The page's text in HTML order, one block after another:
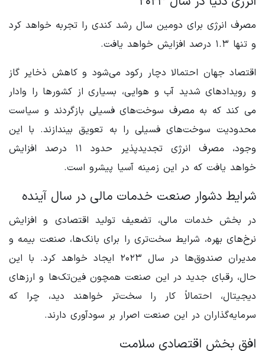
مصرف انرژی برای دومین سال رشد کندی را تجربه خواهد کرد
و تنها ۱.۳ درصد افزایش خواهد یافت.
اقتصاد جهان احتمالا دچار رکود می‌شود و کاهش ذخایر گاز
و رویدادهای شدید آب و هوایی، بسیاری از کشورها را وادار
می کند که به مصرف سوخت‌های فسیلی بازگردند و سیاست
محدودیت سوخت‌های فسیلی را به تعویق بیندازند. با این
وجود، مصرف انرژی تجدیدپذیر حدود ۱۱ درصد افزایش
خواهد یافت که در این زمینه آسیا پیشرو است.
شرایط دشوار صنعت خدمات مالی در سال آینده
در بخش خدمات مالی، تضعیف تولید اقتصادی و افزایش
نرخ‌های بهره، شرایط سخت‌تری را برای بانک‌ها، صنعت بیمه و
مدیران صندوق‌ها در سال ۲۰۲۳ ایجاد خواهد کرد. با این
حال، رقبای جدید در این صنعت همچون فین‌تک‌ها و ارزهای
دیجیتال، احتمالاً کار را سخت‌تر خواهند دید، چرا که
سرمایه‌گذاران در این صنعت اصرار بر سودآوری دارند.
افق بخش اقتصادی سلامت